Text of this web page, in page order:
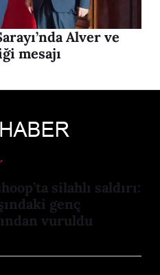
Alver ve
mesajı
silahlı saldırı:
genç
vuruldu